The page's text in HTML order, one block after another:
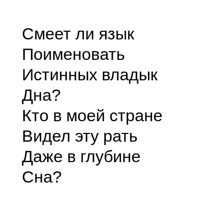
Смеет ли язык
Поименовать
Истинных владык
Дна?
Кто в моей стране
Видел эту рать
Даже в глубине
Сна?